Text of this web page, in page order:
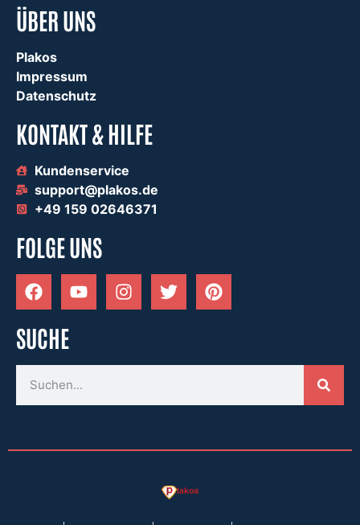
ÜBER UNS
Plakos
Impressum
Datenschutz
KONTAKT & HILFE
Kundenservice
support@plakos.de
+49 159 02646371
FOLGE UNS
SUCHE